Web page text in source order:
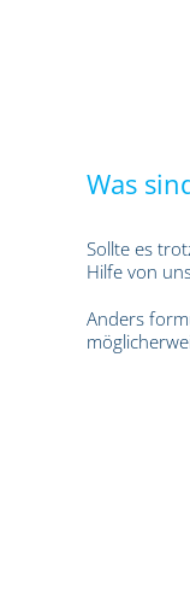
Was
Sollte es
Hilfe von
Anders